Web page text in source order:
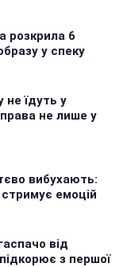
розкрила 6
у спеку
не їдуть у
не лише у
вибухають:
стримує емоцій
від
з першої